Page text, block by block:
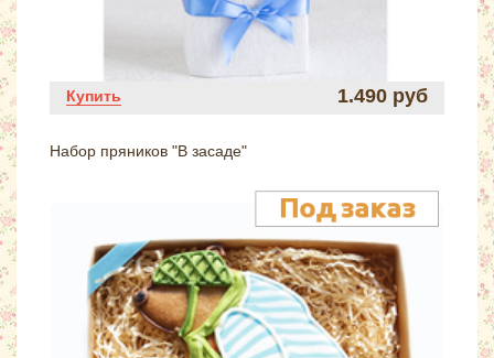
Купить 1.490 руб
Набор пряников "В засаде"